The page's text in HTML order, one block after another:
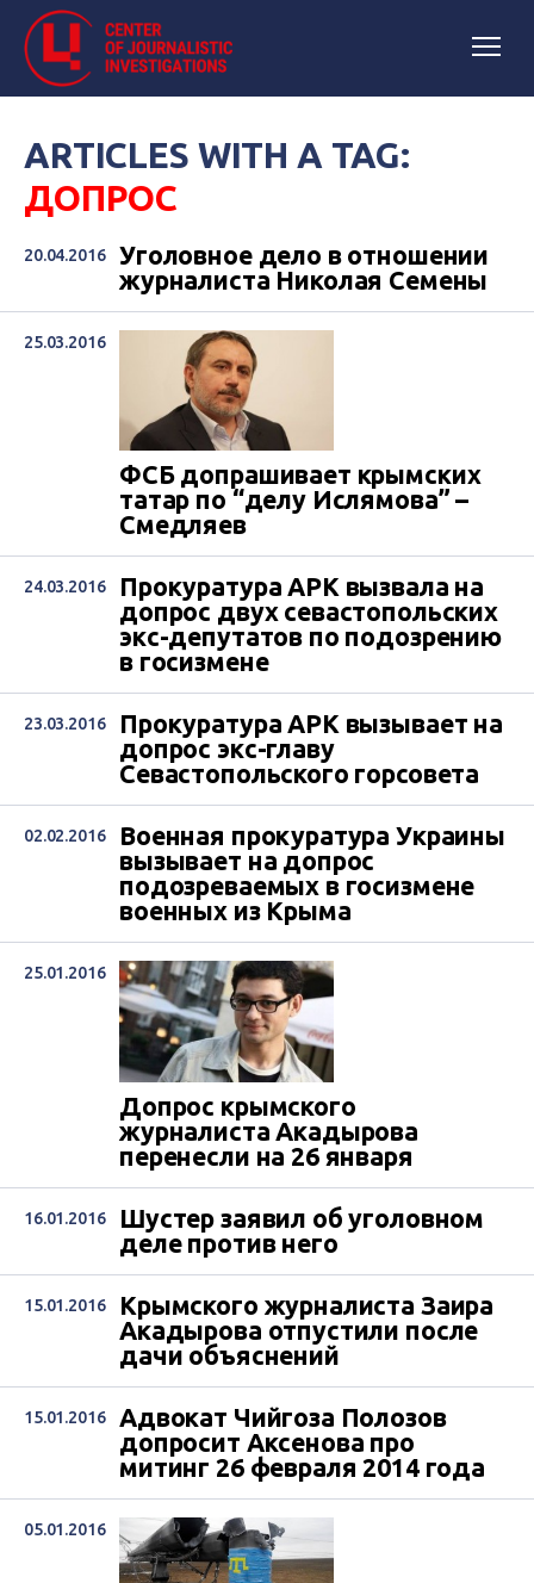
ARTICLES WITH A TAG:
ДОПРОС
20.04.2016
Уголовное дело в отношении
журналиста Николая Семены
25.03.2016
ФСБ допрашивает крымских
татар по “делу Ислямова” –
Смедляев
24.03.2016
Прокуратура АРК вызвала на
допрос двух севастопольских
экс-депутатов по подозрению
в госизмене
23.03.2016
Прокуратура АРК вызывает на
допрос экс-главу
Севастопольского горсовета
02.02.2016
Военная прокуратура Украины
вызывает на допрос
подозреваемых в госизмене
военных из Крыма
25.01.2016
Допрос крымского
журналиста Акадырова
перенесли на 26 января
16.01.2016
Шустер заявил об уголовном
деле против него
15.01.2016
Крымского журналиста Заира
Акадырова отпустили после
дачи объяснений
15.01.2016
Адвокат Чийгоза Полозов
допросит Аксенова про
митинг 26 февраля 2014 года
05.01.2016